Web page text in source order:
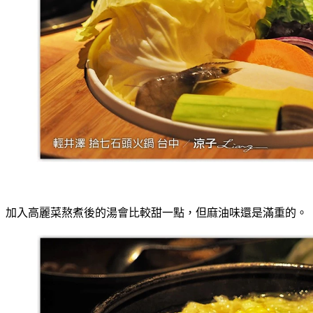
加入高麗菜熬煮後的湯會比較甜一點，但麻油味還是滿重的。